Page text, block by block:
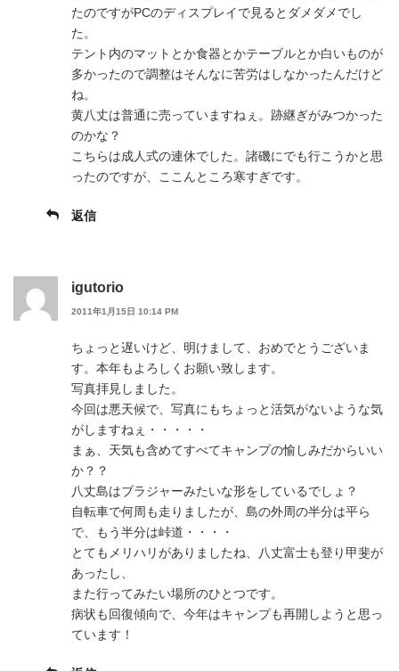
たのですがPCのディスプレイで見るとダメダメでし
た。
テント内のマットとか食器とかテーブルとか白いものが
多かったので調整はそんなに苦労はしなかったんだけど
ね。
黄八丈は普通に売っていますねぇ。跡継ぎがみつかった
のかな？
こちらは成人式の連休でした。諸磯にでも行こうかと思
ったのですが、ここんところ寒すぎです。
返信
igutorio
2011年1月15日 10:14 PM
ちょっと遅いけど、明けまして、おめでとうございま
す。本年もよろしくお願い致します。
写真拝見しました。
今回は悪天候で、写真にもちょっと活気がないような気
がしますねぇ・・・・・
まぁ、天気も含めてすべてキャンプの愉しみだからいい
か？？
八丈島はブラジャーみたいな形をしているでしょ？
自転車で何周も走りましたが、島の外周の半分は平ら
で、もう半分は峠道・・・・
とてもメリハリがありましたね、八丈富士も登り甲斐が
あったし、
また行ってみたい場所のひとつです。
病状も回復傾向で、今年はキャンプも再開しようと思っ
ています！